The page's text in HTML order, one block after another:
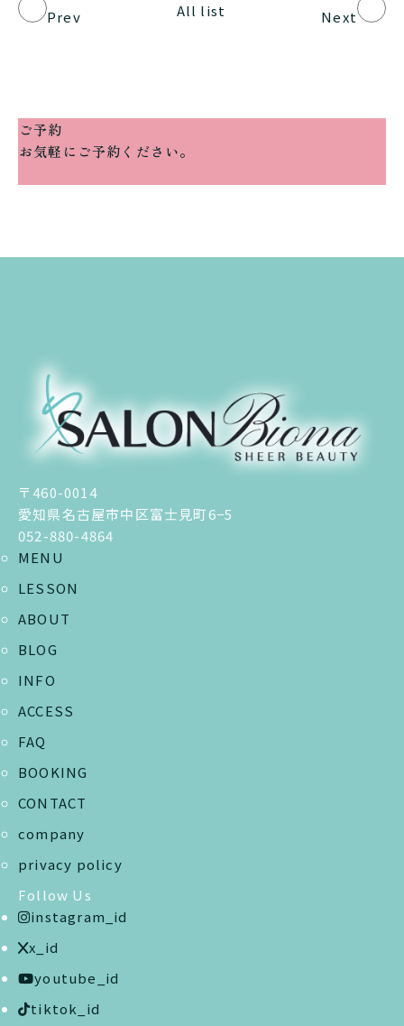
Prev All list Next
ご予約
お気軽にご予約ください。
〒460-0014
愛知県名古屋市中区富士見町6−5
052-880-4864
MENU
LESSON
ABOUT
BLOG
INFO
ACCESS
FAQ
BOOKING
CONTACT
company
privacy policy
Follow Us
instagram_id
x_id
youtube_id
tiktok_id